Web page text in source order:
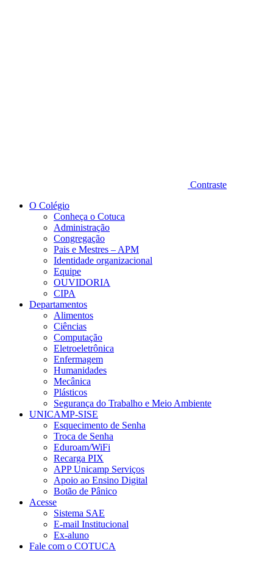
Contraste
O Colégio
Conheça o Cotuca
Administração
Congregação
Pais e Mestres – APM
Identidade organizacional
Equipe
OUVIDORIA
CIPA
Departamentos
Alimentos
Ciências
Computação
Eletroeletrônica
Enfermagem
Humanidades
Mecânica
Plásticos
Segurança do Trabalho e Meio Ambiente
UNICAMP-SISE
Esquecimento de Senha
Troca de Senha
Eduroam/WiFi
Recarga PIX
APP Unicamp Serviços
Apoio ao Ensino Digital
Botão de Pânico
Acesse
Sistema SAE
E-mail Institucional
Ex-aluno
Fale com o COTUCA